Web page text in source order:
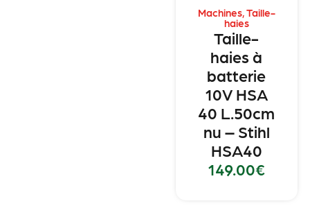
Machines,Taille-
haies
Taille-
haies à
batterie
10V HSA
40 L.50cm
nu – Stihl
HSA40
149.00€